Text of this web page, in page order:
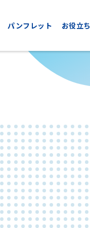
SPORTS
スポーツ観戦
パンフレット お役立ち